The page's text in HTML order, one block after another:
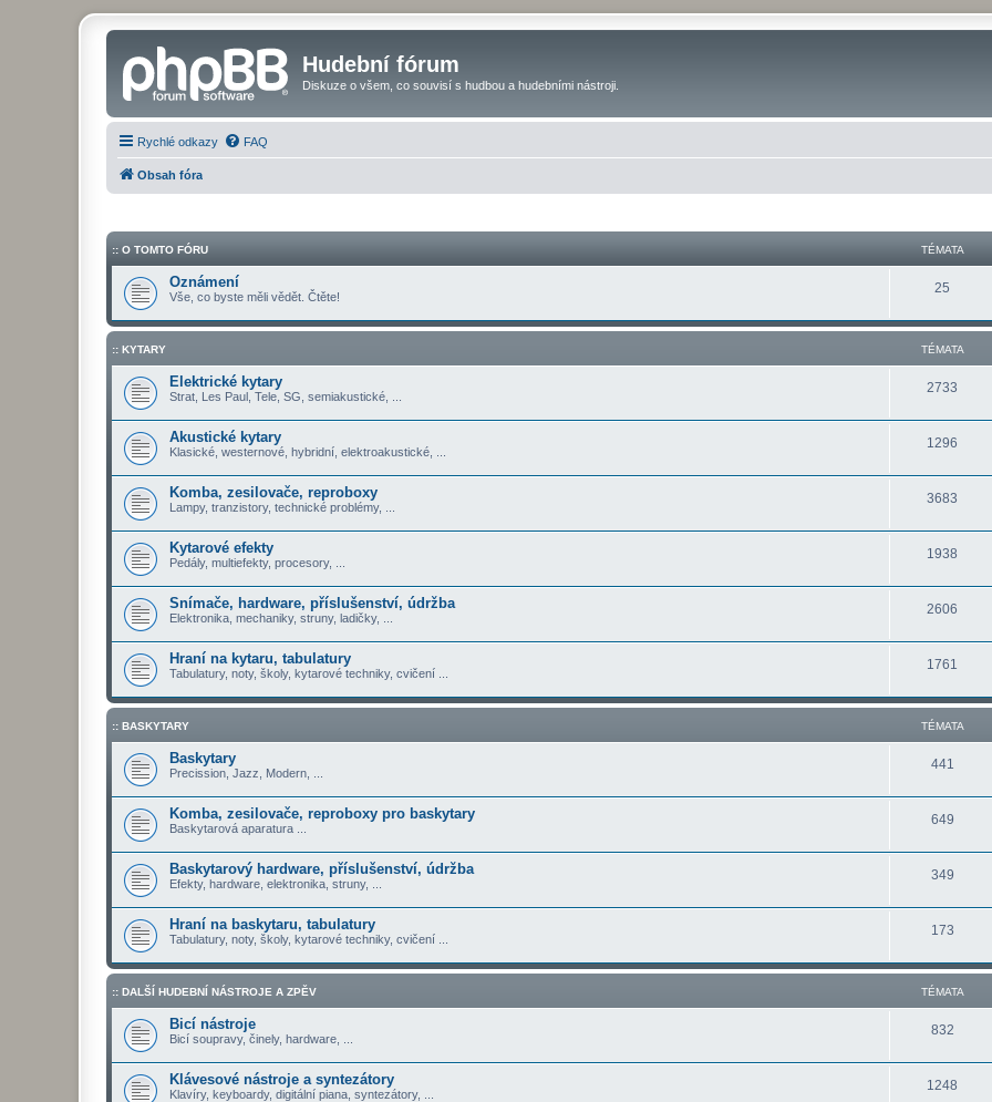
Hudební fórum
Diskuze o všem, co souvisí s hudbou a hudebními nástroji.
Rychlé odkazy FAQ
Obsah fóra
:: O TOMTO FÓRU TÉMATA
Oznámení
Vše, co byste měli vědět. Čtěte!
25
:: KYTARY TÉMATA
Elektrické kytary
Strat, Les Paul, Tele, SG, semiakustické, ...
2733
Akustické kytary
Klasické, westernové, hybridní, elektroakustické, ...
1296
Komba, zesilovače, reproboxy
Lampy, tranzistory, technické problémy, ...
3683
Kytarové efekty
Pedály, multiefekty, procesory, ...
1938
Snímače, hardware, příslušenství, údržba
Elektronika, mechaniky, struny, ladičky, ...
2606
Hraní na kytaru, tabulatury
Tabulatury, noty, školy, kytarové techniky, cvičení ...
1761
:: BASKYTARY TÉMATA
Baskytary
Precission, Jazz, Modern, ...
441
Komba, zesilovače, reproboxy pro baskytary
Baskytarová aparatura ...
649
Baskytarový hardware, příslušenství, údržba
Efekty, hardware, elektronika, struny, ...
349
Hraní na baskytaru, tabulatury
Tabulatury, noty, školy, kytarové techniky, cvičení ...
173
:: DALŠÍ HUDEBNÍ NÁSTROJE A ZPĚV TÉMATA
Bicí nástroje
Bicí soupravy, činely, hardware, ...
832
Klávesové nástroje a syntezátory
Klavíry, keyboardy, digitální piana, syntezátory, ...
1248